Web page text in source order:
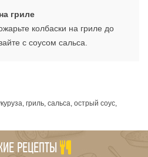
гриле
колбаски на гриле до
с соусом сальса.
гриль, сальса, острый соус,
РЕЦЕПТЫ